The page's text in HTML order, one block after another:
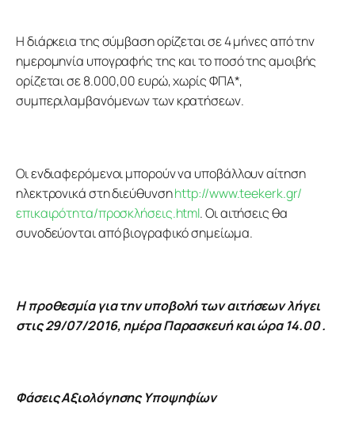
Η διάρκεια της σύμβαση ορίζεται σε 4 μήνες από την
ημερομηνία υπογραφής της και το ποσό της αμοιβής
ορίζεται σε 8.000,00 ευρώ, χωρίς ΦΠΑ*,
συμπεριλαμβανόμενων των κρατήσεων.
Οι ενδιαφερόμενοι μπορούν να υποβάλλουν αίτηση
ηλεκτρονικά στη διεύθυνση http://www.teekerk.gr/
επικαιρότητα/προσκλήσεις.html. Οι αιτήσεις θα
συνοδεύονται από βιογραφικό σημείωμα.
Η προθεσμία για την υποβολή των αιτήσεων λήγει
στις 29/07/2016, ημέρα Παρασκευή και ώρα 14.00 .
Φάσεις Αξιολόγησης Υποψηφίων